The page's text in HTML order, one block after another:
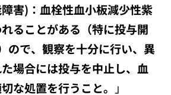
害)：血栓性血小板減少性紫
ることがある（特に投与開
ので、観察を十分に行い、異
場合には投与を中止し、血
な処置を行うこと。
」